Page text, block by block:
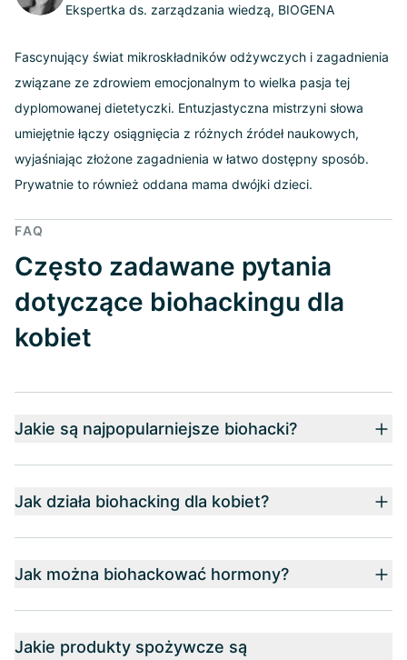
Ekspertka ds. zarządzania wiedzą, BIOGENA
Fascynujący świat mikroskładników odżywczych i zagadnienia
związane ze zdrowiem emocjonalnym to wielka pasja tej
dyplomowanej dietetyczki. Entuzjastyczna mistrzyni słowa
umiejętnie łączy osiągnięcia z różnych źródeł naukowych,
wyjaśniając złożone zagadnienia w łatwo dostępny sposób.
Prywatnie to również oddana mama dwójki dzieci.
FAQ
Często zadawane pytania
dotyczące biohackingu dla
kobiet
Jakie są najpopularniejsze biohacki?
Jak działa biohacking dla kobiet?
Jak można biohackować hormony?
Jakie produkty spożywcze są